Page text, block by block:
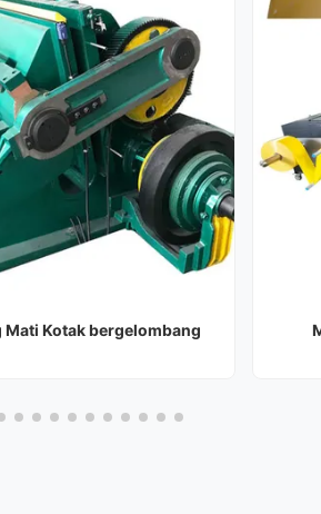
Mati Kotak bergelombang